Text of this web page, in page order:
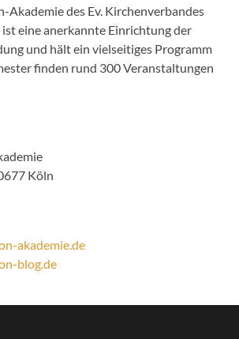
Akademie des Ev. Kirchenverbandes
eine anerkannte Einrichtung der
und hält ein vielseitiges Programm
finden rund 300 Veranstaltungen
Köln
akademie.de
blog.de